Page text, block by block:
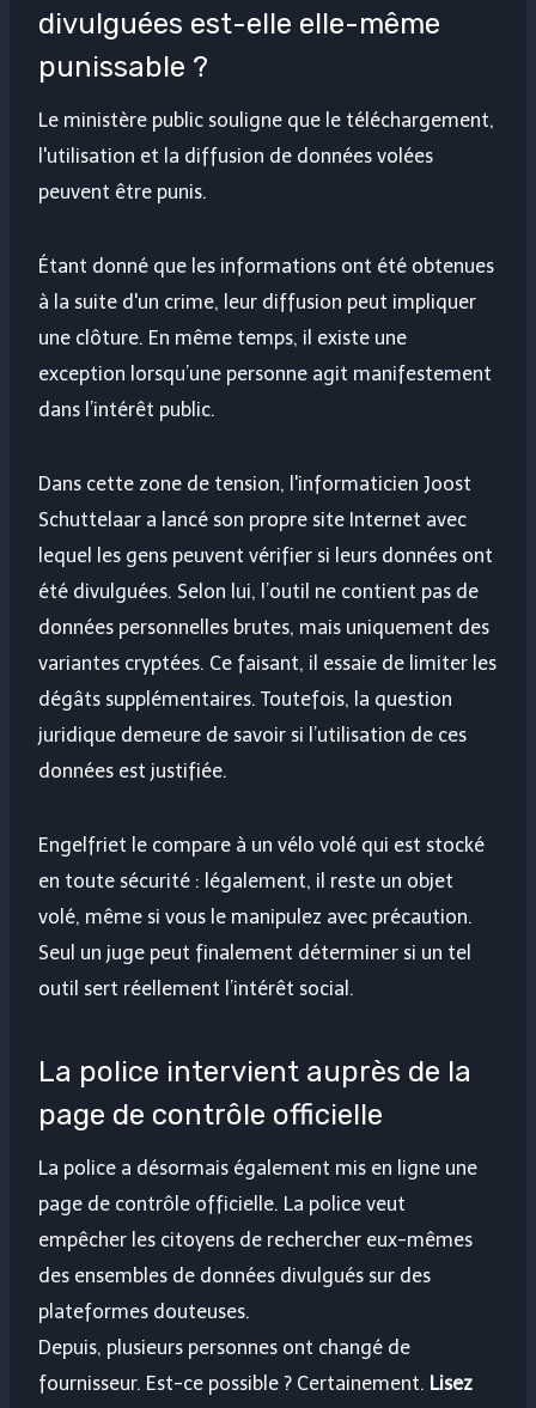
divulguées est-elle elle-même
punissable ?
Le ministère public souligne que le téléchargement,
l'utilisation et la diffusion de données volées
peuvent être punis.
Étant donné que les informations ont été obtenues
à la suite d'un crime, leur diffusion peut impliquer
une clôture. En même temps, il existe une
exception lorsqu’une personne agit manifestement
dans l’intérêt public.
Dans cette zone de tension, l'informaticien Joost
Schuttelaar a lancé son propre site Internet avec
lequel les gens peuvent vérifier si leurs données ont
été divulguées. Selon lui, l’outil ne contient pas de
données personnelles brutes, mais uniquement des
variantes cryptées. Ce faisant, il essaie de limiter les
dégâts supplémentaires. Toutefois, la question
juridique demeure de savoir si l’utilisation de ces
données est justifiée.
Engelfriet le compare à un vélo volé qui est stocké
en toute sécurité : légalement, il reste un objet
volé, même si vous le manipulez avec précaution.
Seul un juge peut finalement déterminer si un tel
outil sert réellement l’intérêt social.
La police intervient auprès de la
page de contrôle officielle
La police a désormais également mis en ligne une
page de contrôle officielle. La police veut
empêcher les citoyens de rechercher eux-mêmes
des ensembles de données divulgués sur des
plateformes douteuses.
Depuis, plusieurs personnes ont changé de
fournisseur. Est-ce possible ? Certainement. Lisez